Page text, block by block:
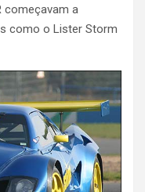
começavam a
como o Lister Storm